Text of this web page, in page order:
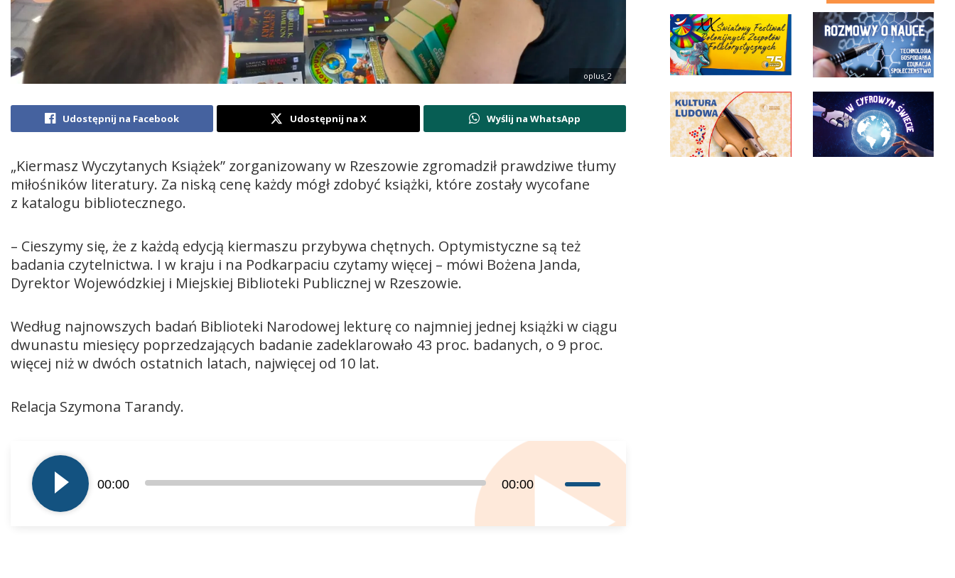
oplus_2
Udostępnij na Facebook Udostępnij na X Wyślij na WhatsApp
„Kiermasz Wyczytanych Książek” zorganizowany w Rzeszowie zgromadził prawdziwe tłumy
miłośników literatury. Za niską cenę każdy mógł zdobyć książki, które zostały wycofane
z katalogu bibliotecznego.
– Cieszymy się, że z każdą edycją kiermaszu przybywa chętnych. Optymistyczne są też
badania czytelnictwa. I w kraju i na Podkarpaciu czytamy więcej – mówi Bożena Janda,
Dyrektor Wojewódzkiej i Miejskiej Biblioteki Publicznej w Rzeszowie.
Według najnowszych badań Biblioteki Narodowej lekturę co najmniej jednej książki w ciągu
dwunastu miesięcy poprzedzających badanie zadeklarowało 43 proc. badanych, o 9 proc.
więcej niż w dwóch ostatnich latach, najwięcej od 10 lat.
Relacja Szymona Tarandy.
plików
dźwiękowych
00:00 00:00
strzałek